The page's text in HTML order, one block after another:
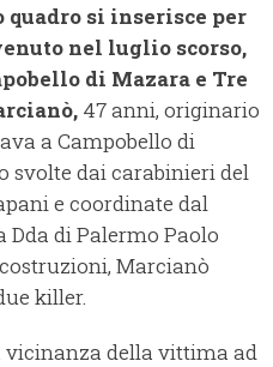
si inserisce per
nel luglio scorso,
di Mazara e Tre
47 anni, originario
a Campobello di
svolte dai carabinieri del
e coordinate dal
di Palermo Paolo
Marcianò
killer.
vicinanza della vittima ad